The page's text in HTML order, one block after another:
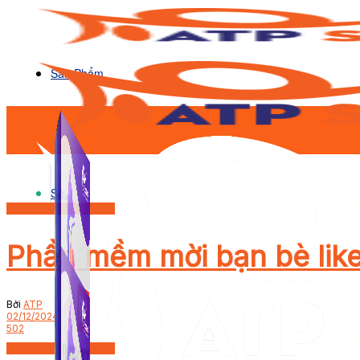
Sản Phẩm
Sản Phẩm
Bán hàng trên Fanpage
Phần mềm mời bạn bè
Bởi ATP
02/12/2024
502
Bán hàng trên Fanpage